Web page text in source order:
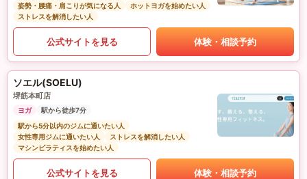
姿勢・腰痛・肩こりが気になる人
ホットヨガを始めたい人
ストレスを解消したい人
公式サイトを見る 体験・相談予約
ソエル(SOELU)
堺筋本町店
ヨガ
駅から徒歩7分
駅から5分以内のジムに通いたい人
女性専用ジムに通いたい人
ストレスを解消したい人
マシンピラティスを始めたい人
公式サイトを見る 体験・相談予約